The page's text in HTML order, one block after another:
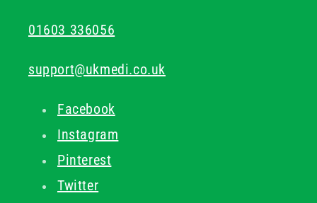
01603 336056
support@ukmedi.co.uk
Facebook
Instagram
Pinterest
Twitter